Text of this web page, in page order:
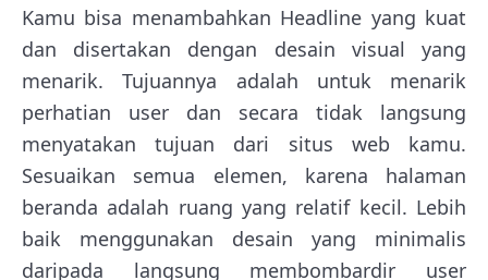
Kamu bisa menambahkan Headline yang kuat
dan disertakan dengan desain visual yang
menarik. Tujuannya adalah untuk menarik
perhatian user dan secara tidak langsung
menyatakan tujuan dari situs web kamu.
Sesuaikan semua elemen, karena halaman
beranda adalah ruang yang relatif kecil. Lebih
baik menggunakan desain yang minimalis
daripada langsung membombardir user